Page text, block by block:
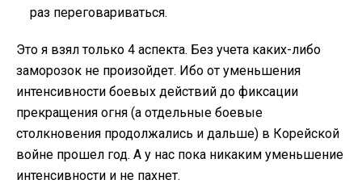
раз переговариваться.
Это я взял только 4 аспекта. Без учета каких-либо
заморозок не произойдет. Ибо от уменьшения
интенсивности боевых действий до фиксации
прекращения огня (а отдельные боевые
столкновения продолжались и дальше) в Корейской
войне прошел год. А у нас пока никаким уменьшение
интенсивности и не пахнет.